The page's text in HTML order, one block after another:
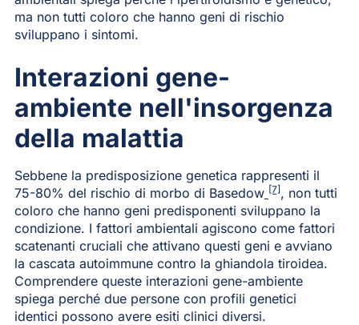
ma non tutti coloro che hanno geni di rischio
sviluppano i sintomi.
Interazioni gene-
ambiente nell'insorgenza
della malattia
Sebbene la predisposizione genetica rappresenti il
75-80% del rischio di morbo di Basedow [7] , non tutti
coloro che hanno geni predisponenti sviluppano la
condizione. I fattori ambientali agiscono come fattori
scatenanti cruciali che attivano questi geni e avviano
la cascata autoimmune contro la ghiandola tiroidea.
Comprendere queste interazioni gene-ambiente
spiega perché due persone con profili genetici
identici possono avere esiti clinici diversi.